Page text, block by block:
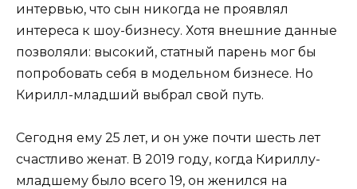
интервью, что сын никогда не проявлял
интереса к шоу-бизнесу. Хотя внешние данные
позволяли: высокий, статный парень мог бы
попробовать себя в модельном бизнесе. Но
Кирилл-младший выбрал свой путь.
Сегодня ему 25 лет, и он уже почти шесть лет
счастливо женат. В 2019 году, когда Кириллу-
младшему было всего 19, он женился на